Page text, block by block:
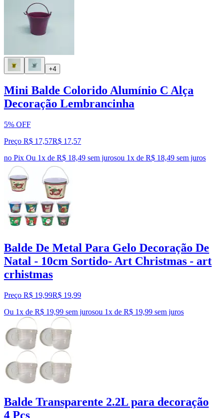
+4
Mini Balde Colorido Alumínio C Alça
Decoração Lembrancinha
5% OFF
Preço R$ 17,57R$ 17,57
no Pix Ou 1x de R$ 18,49 sem jurosou 1x de R$ 18,49 sem juros
Balde De Metal Para Gelo Decoração De
Natal - 10cm Sortido- Art Christmas - art
crhistmas
Preço R$ 19,99R$ 19,99
Ou 1x de R$ 19,99 sem jurosou 1x de R$ 19,99 sem juros
Balde Transparente 2.2L para decoração
4 Pçs